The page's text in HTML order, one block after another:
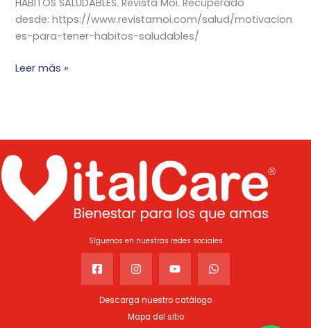
desde: https://www.revistamoi.com/salud/motivacion
es-para-tener-habitos-saludables/
Leer más »
Síguenos en nuestras redes sociales
Descarga nuestro catálogo
Mapa del sitio